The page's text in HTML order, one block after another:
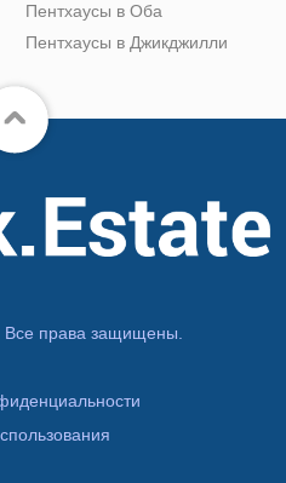
Пентхаусы в Оба
Пентхаусы в Джикджилли
права защищены.